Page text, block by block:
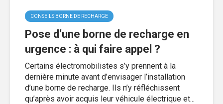
CONSEILS BORNE DE RECHARGE
Pose d’une borne de recharge en
urgence : à qui faire appel ?
Certains électromobilistes s’y prennent à la
dernière minute avant d’envisager l’installation
d’une borne de recharge. Ils n’y réfléchissent
qu’après avoir acquis leur véhicule électrique et...